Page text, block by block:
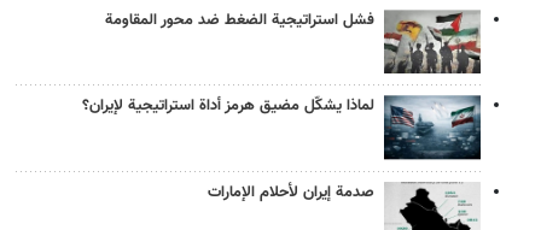
فشل استراتيجية الضغط ضد محور المقاومة
لماذا يشكّل مضيق هرمز أداة استراتيجية لإيران؟
صدمة إيران لأحلام الإمارات